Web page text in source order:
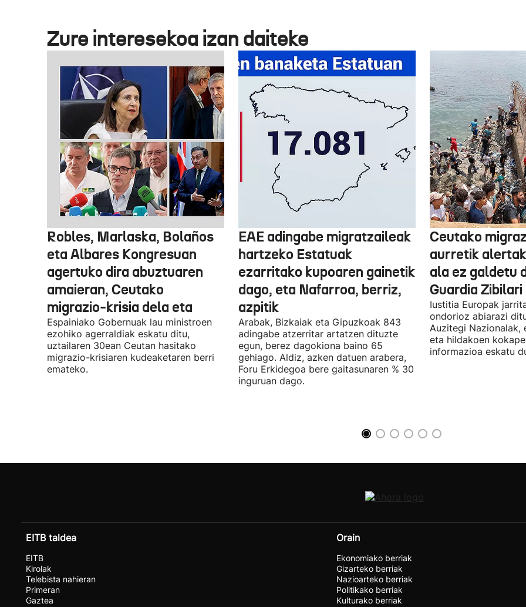
Zure interesekoa izan daiteke
Robles, Marlaska, Bolaños
eta Albares Kongresuan
agertuko dira abuztuaren
amaieran, Ceutako
migrazio-krisia dela eta
Espainiako Gobernuak lau ministroen
ezohiko agerraldiak eskatu ditu,
uztailaren 30ean Ceutan hasitako
migrazio-krisiaren kudeaketaren berri
emateko.
EAE adingabe migratzaileak
hartzeko Estatuak
ezarritako kupoaren gainetik
dago, eta Nafarroa, berriz,
azpitik
Arabak, Bizkaiak eta Gipuzkoak 843
adingabe atzerritar artatzen dituzte
egun, berez dagokiona baino 65
gehiago. Aldiz, azken datuen arabera,
Foru Erkidegoa bere gaitasunaren % 30
inguruan dago.
Ceutako
aurretik
ala ez galdetu
Guardia Zibilari
Iustitia Europak
ondorioz abiarazi
Auzitegi Nazionalak,
eta hildakoen
informazioa eskatu
EITB taldea
EITB
Kirolak
Telebista nahieran
Primeran
Gaztea
Orain
Ekonomiako berriak
Gizarteko berriak
Nazioarteko berriak
Politikako berriak
Kulturako berriak